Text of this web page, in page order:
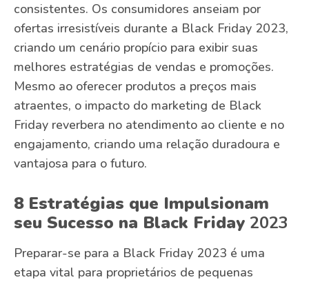
consistentes. Os consumidores anseiam por
ofertas irresistíveis durante a Black Friday 2023,
criando um cenário propício para exibir suas
melhores estratégias de vendas e promoções.
Mesmo ao oferecer produtos a preços mais
atraentes, o impacto do marketing de Black
Friday reverbera no atendimento ao cliente e no
engajamento, criando uma relação duradoura e
vantajosa para o futuro.
8 Estratégias que Impulsionam
seu Sucesso na Black Friday 2023
Preparar-se para a Black Friday 2023 é uma
etapa vital para proprietários de pequenas